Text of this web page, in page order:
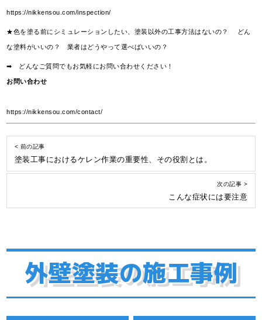
https://nikkensou.com/inspection/
★色を塗る前にシミュレーションしたい、塗装以外の工事方法はないの？ どん
な塗料がいいの？ 業者はどうやって選べばいいの？
➡ どんなご質問でもお気軽にお問い合わせください！
お問い合わせ
https://nikkensou.com/contact/
< 前の記事
塗装工事におけるケレン作業の重要性、その役割とは。
次の記事 >
こんな症状には要注意
外壁塗装の施工事例